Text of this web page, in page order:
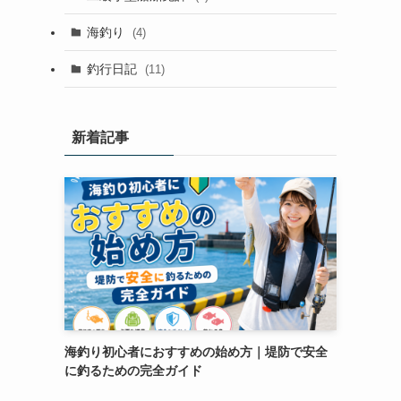
海釣り (4)
釣行日記 (11)
新着記事
海釣り初心者におすすめの始め方｜堤防で安全
に釣るための完全ガイド